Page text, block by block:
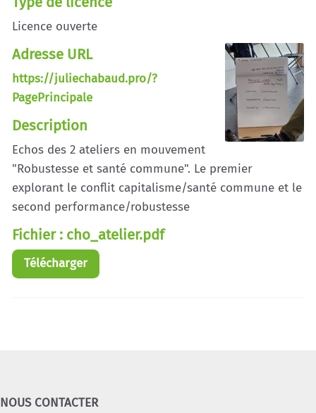
Licence ouverte
Adresse URL
https://juliechabaud.pro/?
PagePrincipale
Description
Echos des 2 ateliers en mouvement
"Robustesse et santé commune". Le premier
explorant le conflit capitalisme/santé commune et le
second performance/robustesse
Fichier : cho_atelier.pdf
Télécharger
NOUS CONTACTER